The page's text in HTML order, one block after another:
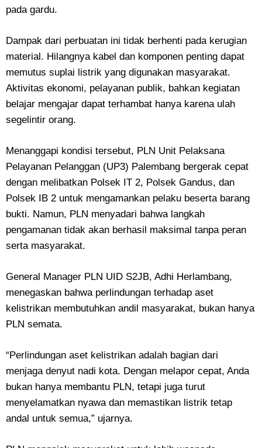
pada gardu.
Dampak dari perbuatan ini tidak berhenti pada kerugian
material. Hilangnya kabel dan komponen penting dapat
memutus suplai listrik yang digunakan masyarakat.
Aktivitas ekonomi, pelayanan publik, bahkan kegiatan
belajar mengajar dapat terhambat hanya karena ulah
segelintir orang.
Menanggapi kondisi tersebut, PLN Unit Pelaksana
Pelayanan Pelanggan (UP3) Palembang bergerak cepat
dengan melibatkan Polsek IT 2, Polsek Gandus, dan
Polsek IB 2 untuk mengamankan pelaku beserta barang
bukti. Namun, PLN menyadari bahwa langkah
pengamanan tidak akan berhasil maksimal tanpa peran
serta masyarakat.
General Manager PLN UID S2JB, Adhi Herlambang,
menegaskan bahwa perlindungan terhadap aset
kelistrikan membutuhkan andil masyarakat, bukan hanya
PLN semata.
“Perlindungan aset kelistrikan adalah bagian dari
menjaga denyut nadi kota. Dengan melapor cepat, Anda
bukan hanya membantu PLN, tetapi juga turut
menyelamatkan nyawa dan memastikan listrik tetap
andal untuk semua,” ujarnya.